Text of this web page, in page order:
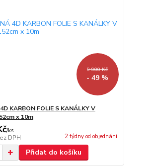
9 900 Kč
- 49 %
KARBON FOLIE S KANÁLKY V
x 10m
/ks
DPH 2 týdny od objednání
Přidat do košíku